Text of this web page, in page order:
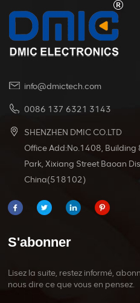
info@dmictech.com
0086 137 6321 3143
SHENZHEN DMIC CO.LTD
Office Add:No.1408, Building
Park, Xixiang Street Baoan
China(518102)
S'abonner
Lisez la suite, restez informé,
nous dire ce que vous en pensez.